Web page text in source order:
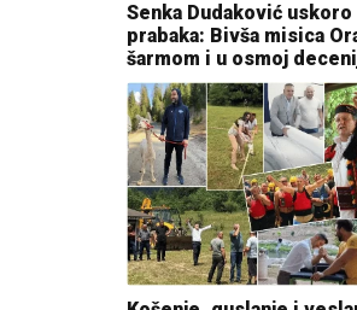
Senka Dudaković
prabaka: Bivša misica
šarmom i u osmoj